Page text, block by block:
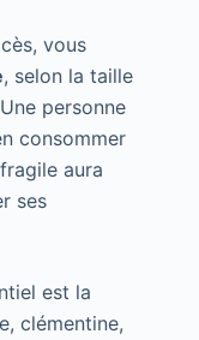
vous
, selon la taille
personne
consommer
aura
ses
est la
clémentine,